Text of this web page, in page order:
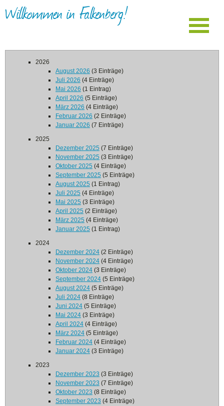
Willkommen in Falkenberg!
2026
August 2026 (3 Einträge)
Juli 2026 (4 Einträge)
Mai 2026 (1 Eintrag)
April 2026 (5 Einträge)
März 2026 (4 Einträge)
Februar 2026 (2 Einträge)
Januar 2026 (7 Einträge)
2025
Dezember 2025 (7 Einträge)
November 2025 (3 Einträge)
Oktober 2025 (4 Einträge)
September 2025 (5 Einträge)
August 2025 (1 Eintrag)
Juli 2025 (4 Einträge)
Mai 2025 (3 Einträge)
April 2025 (2 Einträge)
März 2025 (4 Einträge)
Januar 2025 (1 Eintrag)
2024
Dezember 2024 (2 Einträge)
November 2024 (4 Einträge)
Oktober 2024 (3 Einträge)
September 2024 (5 Einträge)
August 2024 (5 Einträge)
Juli 2024 (8 Einträge)
Juni 2024 (5 Einträge)
Mai 2024 (3 Einträge)
April 2024 (4 Einträge)
März 2024 (5 Einträge)
Februar 2024 (4 Einträge)
Januar 2024 (3 Einträge)
2023
Dezember 2023 (3 Einträge)
November 2023 (7 Einträge)
Oktober 2023 (8 Einträge)
September 2023 (4 Einträge)